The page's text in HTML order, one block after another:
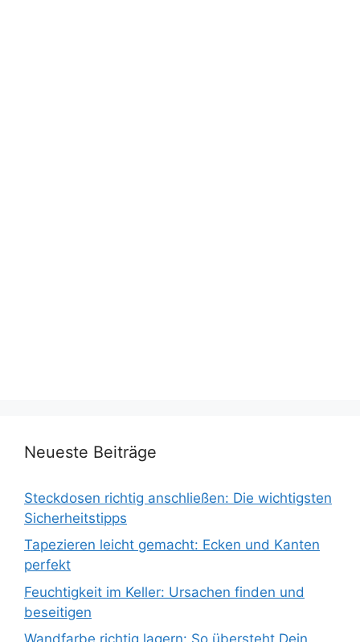
Neueste Beiträge
Steckdosen richtig anschließen: Die wichtigsten
Sicherheitstipps
Tapezieren leicht gemacht: Ecken und Kanten
perfekt
Feuchtigkeit im Keller: Ursachen finden und
beseitigen
Wandfarbe richtig lagern: So übersteht Dein